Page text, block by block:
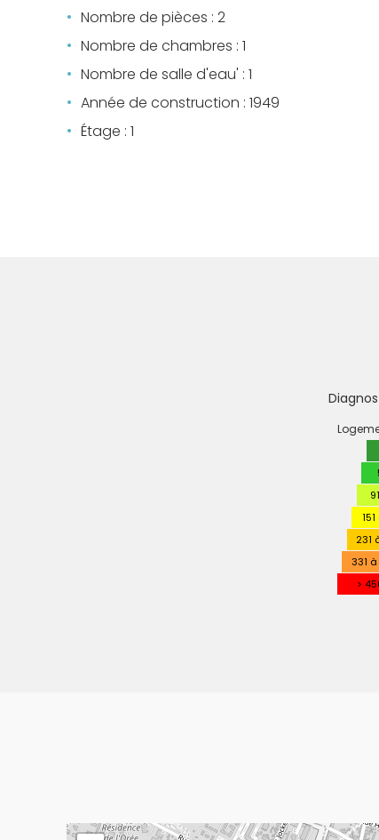
Nombre de pièces : 2
Nombre de chambres : 1
Nombre de salle d'eau' : 1
Année de construction : 1949
Étage : 1
DE
231
331
>